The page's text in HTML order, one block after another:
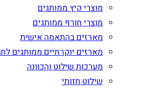
מוצרי קיץ ממותגים
מוצרי חורף ממותגים
מארזים בהתאמה אישית
מארזים יוקרתיים ממותגים
מערכות שילוט והכוונה
שילוט חזותי